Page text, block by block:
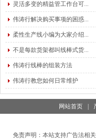
灵活多变的精益管工作台可...
伟涛行解决购买事项的困惑...
柔性生产线小编为大家介绍...
不是每款货架都叫线棒式货...
伟涛行线棒的组装方法
伟涛行教您如何日常维护
网站首页
免责声明：本站支持广告法相